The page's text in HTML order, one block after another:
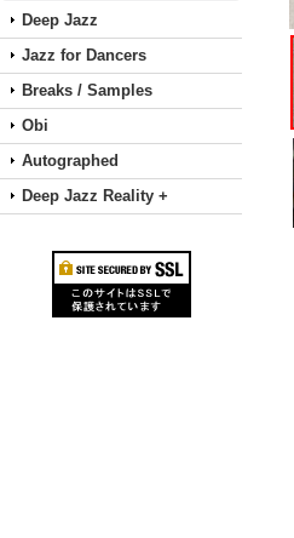
Deep Jazz
Jazz for Dancers
Breaks / Samples
Obi
Autographed
Deep Jazz Reality +